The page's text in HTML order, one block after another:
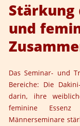
Stärkung
und
Das Seminar- und
Bereiche: Die
darin, ihre
feminine
Männerseminare